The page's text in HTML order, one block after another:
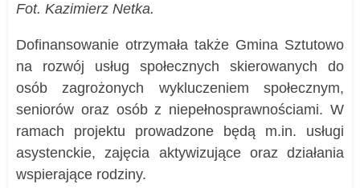
Fot. Kazimierz Netka.
Dofinansowanie otrzymała także Gmina Sztutowo
na rozwój usług społecznych skierowanych do
osób zagrożonych wykluczeniem społecznym,
seniorów oraz osób z niepełnosprawnościami. W
ramach projektu prowadzone będą m.in. usługi
asystenckie, zajęcia aktywizujące oraz działania
wspierające rodziny.